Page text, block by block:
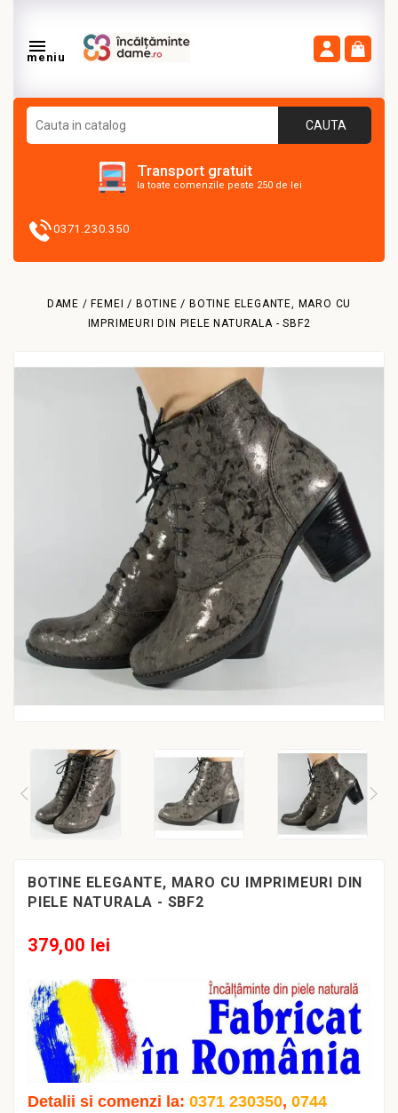

meniu
CAUTA
Transport gratuit
la toate comenzile peste 250 de lei
0371.230.350
DAME / FEMEI BOTINE
BOTINE ELEGANTE, MARO CU
IMPRIMEURI DIN PIELE NATURALA - SBF2
BOTINE ELEGANTE, MARO CU IMPRIMEURI DIN
PIELE NATURALA - SBF2
379,00 lei
Detalii si comenzi la: 0371 230350, 0744